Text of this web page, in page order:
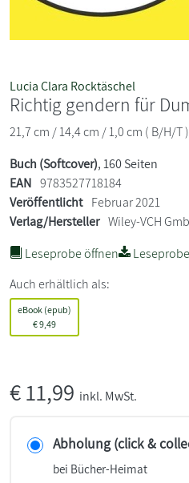
Lucia Clara Rocktäschel
Richtig gendern für
21,7 cm / 14,4 cm / 1,0 cm ( B/H/T )
Buch (Softcover), 160 Seiten
EAN 9783527718184
Veröffentlicht Februar 2021
Verlag/Hersteller Wiley-VCH
Leseprobe öffnen
Auch erhältlich als:
eBook (epub)
€9,49
€11,99 inkl. MwSt.
Abholung (click &
bei Bücher-Heimat